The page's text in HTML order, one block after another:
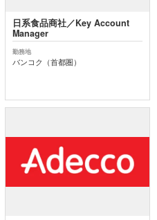
日系食品商社／Key Account
Manager
勤務地
バンコク（首都圏）